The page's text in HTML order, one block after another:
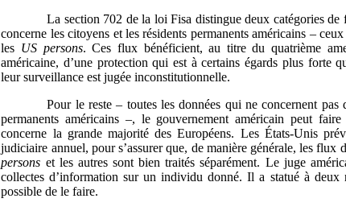
La section 702 de la loi Fisa distingue deux catégories de
concerne les citoyens et les résidents permanents américains –
les US persons. Ces flux bénéficient, au titre du quatrième
américaine, d’une protection qui est à certains égards plus forte
leur surveillance est jugée inconstitutionnelle.
Pour le reste – toutes les données qui ne concernent pas
permanents américains –, le gouvernement américain peut
concerne la grande majorité des Européens. Les États-Unis
judiciaire annuel, pour s’assurer que, de manière générale, les flux
persons et les autres sont bien traités séparément. Le juge
collectes d’information sur un individu donné. Il a statué à deux
possible de le faire.